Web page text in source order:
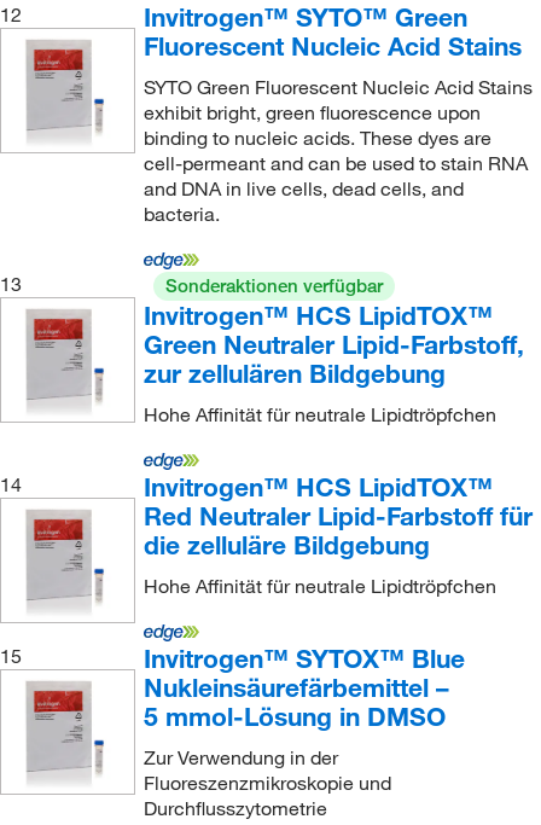
12
Invitrogen™ SYTO™ Green
Fluorescent Nucleic Acid Stains
SYTO Green Fluorescent Nucleic Acid Stains
exhibit bright, green fluorescence upon
binding to nucleic acids. These dyes are
cell-permeant and can be used to stain RNA
and DNA in live cells, dead cells, and
bacteria.
13 Sonderaktionen verfügbar
Invitrogen™ HCS LipidTOX™
Green Neutraler Lipid-Farbstoff,
zur zellulären Bildgebung
Hohe Affinität für neutrale Lipidtröpfchen
14
Invitrogen™ HCS LipidTOX™
Red Neutraler Lipid-Farbstoff für
die zelluläre Bildgebung
Hohe Affinität für neutrale Lipidtröpfchen
15
Invitrogen™ SYTOX™ Blue
Nukleinsäurefärbemittel –
5 mmol-Lösung in DMSO
Zur Verwendung in der
Fluoreszenzmikroskopie und
Durchflusszytometrie